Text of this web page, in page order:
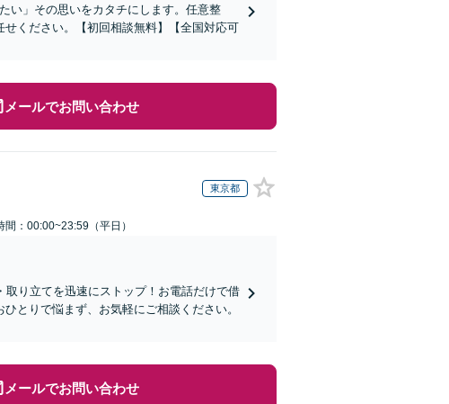
い」その思いをカタチにします。任意整
ください。【初回相談無料】【全国対応可
メールでお問い合わせ
東京都
間：00:00~23:59（平日）
取り立てを迅速にストップ！お電話だけで借
とりで悩まず、お気軽にご相談ください。
メールでお問い合わせ